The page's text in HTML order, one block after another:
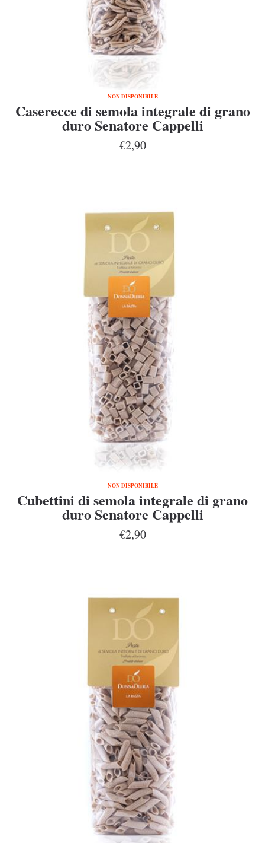
NON DISPONIBILE
Caserecce di semola integrale di grano
duro Senatore Cappelli
€2,90
NON DISPONIBILE
Cubettini di semola integrale di grano
duro Senatore Cappelli
€2,90